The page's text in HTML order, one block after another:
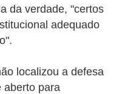
da verdade, "certos
adequado
localizou a defesa
aberto para